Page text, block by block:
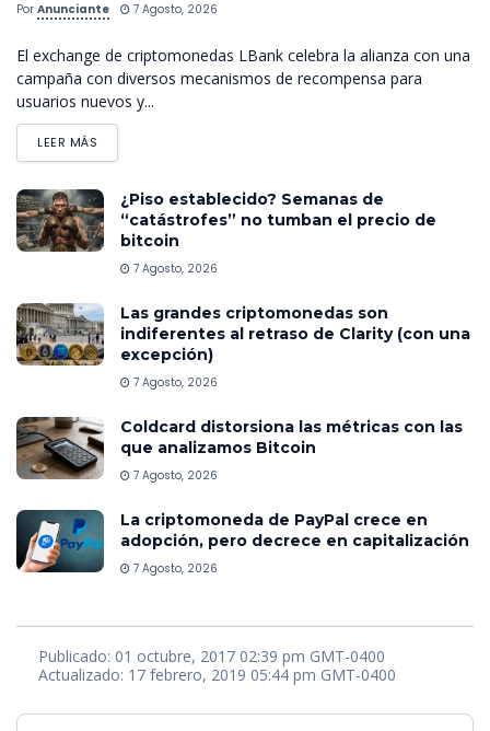
Por Anunciante 7 Agosto, 2026
El exchange de criptomonedas LBank celebra la alianza con una
campaña con diversos mecanismos de recompensa para
usuarios nuevos y...
LEER MÁS
¿Piso establecido? Semanas de
“catástrofes” no tumban el precio de
bitcoin
7 Agosto, 2026
Las grandes criptomonedas son
indiferentes al retraso de Clarity (con una
excepción)
7 Agosto, 2026
Coldcard distorsiona las métricas con las
que analizamos Bitcoin
7 Agosto, 2026
La criptomoneda de PayPal crece en
adopción, pero decrece en capitalización
7 Agosto, 2026
Publicado: 01 octubre, 2017 02:39 pm GMT-0400
Actualizado: 17 febrero, 2019 05:44 pm GMT-0400